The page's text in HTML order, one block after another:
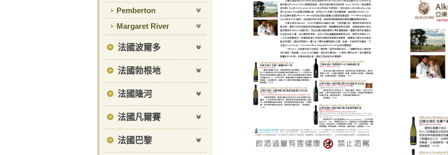
Pemberton
Margaret River
法國波爾多
法國勃根地
法國隆河
法國凡爾賽
法國巴黎